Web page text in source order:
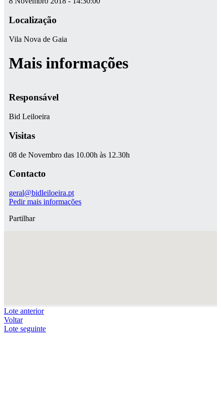
Localização
Vila Nova de Gaia
Mais informações
Responsável
Bid Leiloeira
Visitas
08 de Novembro das 10.00h às 12.30h
Contacto
geral@bidleiloeira.pt
Pedir mais informações
Partilhar
Lote anterior
Voltar
Lote seguinte